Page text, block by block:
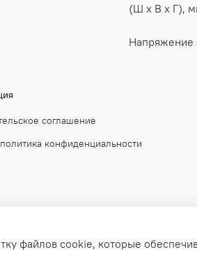
(Ш x В x Г),
Напряжение
соглашение
конфиденциальности
файлов cookie, которые